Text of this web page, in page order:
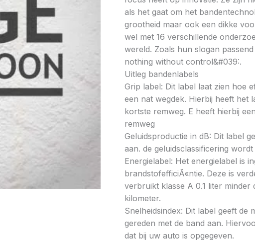
als het gaat om het
grootheid maar ook een dikke
wel met 16 verschillende
wereld. Zoals hun slogan
nothing without control&#039:.
Uitleg bandenlabels
Grip label: Dit label laat zien hoe
een nat wegdek. Hierbij heeft het
kortste remweg. E heeft hierbij
remweg
Geluidsproductie in dB: Dit label
aan. de geluidsclassificering
Energielabel: Het energielabel is
brandstofefficiÃ«ntie. Deze is
verbruikt klasse A 0.1 liter minder
kilometer.
Snelheidsindex: Dit label geeft de
gereden met de band aan.
dat bij uw auto is opgegeven.